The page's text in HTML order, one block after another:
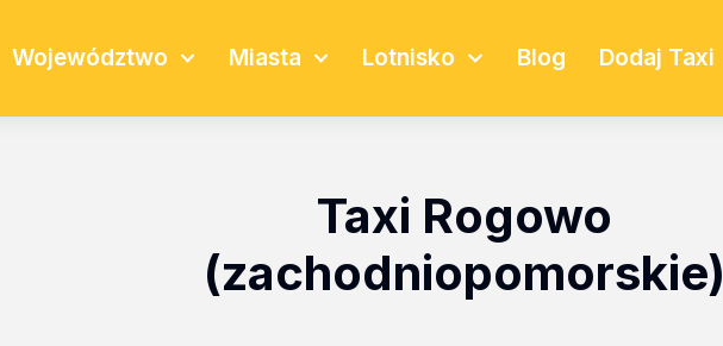
Województwo Miasta Lotnisko Blog Dodaj Taxi
Taxi Rogowo
(zachodniopomorskie)